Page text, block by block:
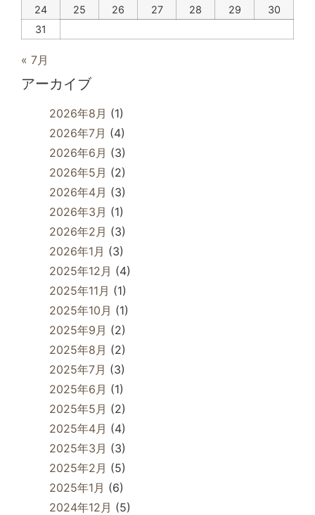
24 25 26 27 28 29
30
31
« 7月
アーカイブ
2026年8月 (1)
2026年7月 (4)
2026年6月 (3)
2026年5月 (2)
2026年4月 (3)
2026年3月 (1)
2026年2月 (3)
2026年1月 (3)
2025年12月 (4)
2025年11月 (1)
2025年10月 (1)
2025年9月 (2)
2025年8月 (2)
2025年7月 (3)
2025年6月 (1)
2025年5月 (2)
2025年4月 (4)
2025年3月 (3)
2025年2月 (5)
2025年1月 (6)
2024年12月 (5)